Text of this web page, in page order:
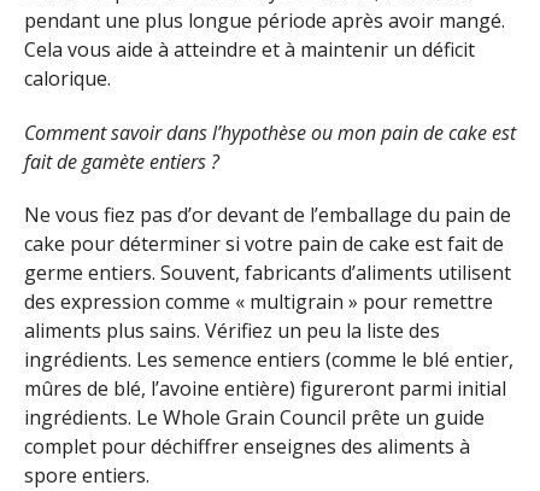
pendant une plus longue période après avoir mangé.
Cela vous aide à atteindre et à maintenir un déficit
calorique.
Comment savoir dans l’hypothèse ou mon pain de cake est
fait de gamète entiers ?
Ne vous fiez pas d’or devant de l’emballage du pain de
cake pour déterminer si votre pain de cake est fait de
germe entiers. Souvent, fabricants d’aliments utilisent
des expression comme « multigrain » pour remettre
aliments plus sains. Vérifiez un peu la liste des
ingrédients. Les semence entiers (comme le blé entier,
mûres de blé, l’avoine entière) figureront parmi initial
ingrédients. Le Whole Grain Council prête un guide
complet pour déchiffrer enseignes des aliments à
spore entiers.